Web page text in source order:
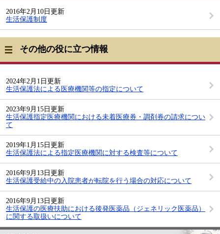
2016年2月10日更新
生活保護制度
その他の役に立つ情報
2024年2月1日更新
生活保護法による医療機関等の指定について
2023年9月15日更新
生活保護指定医療機関における未着医療券・調剤券の請求につい
て
2019年1月15日更新
生活保護法による指定医療機関に対する検査等について
2016年9月13日更新
生活保護受給中の入院患者が転院を行う場合の対応について
2016年9月13日更新
生活保護の医療扶助における後発医薬品（ジェネリック医薬品）
に関する取扱いについて